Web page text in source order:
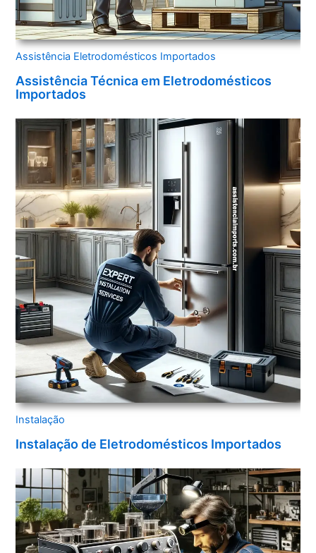
Assistência Eletrodomésticos Importados
Assistência Técnica em Eletrodomésticos
Importados
Instalação
Instalação de Eletrodomésticos Importados